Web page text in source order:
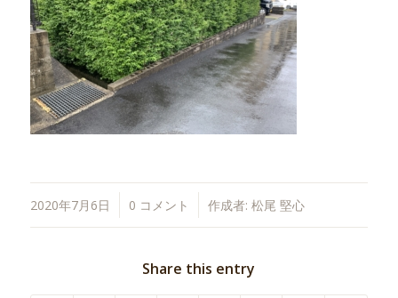
2020年7月6日 0 コメント
/ 作成者: 松尾 堅心
Share this entry